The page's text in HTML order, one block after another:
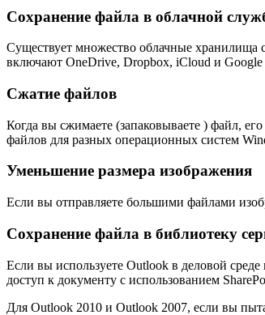
Сохранение файла в облачной
Существует множество облачные хранилища
включают OneDrive, Dropbox, iCloud и
Сжатие файлов
Когда вы сжимаете (запаковываете ) файл,
файлов для разных операционных систем
Уменьшение размера изображения
Если вы отправляете большими файлами
Сохранение файла в библиотеку
Если вы используете Outlook в деловой
доступ к документу с использованием
Для Outlook 2010 и Outlook 2007, если вы